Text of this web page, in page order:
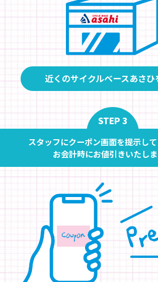
近くのサイクルベースあさひ
STEP 3
スタッフにクーポン画面を提示して
お会計時にお値引きいたしま